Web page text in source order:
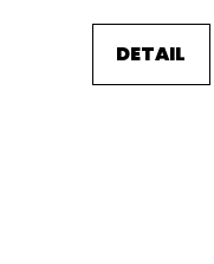
DETAIL